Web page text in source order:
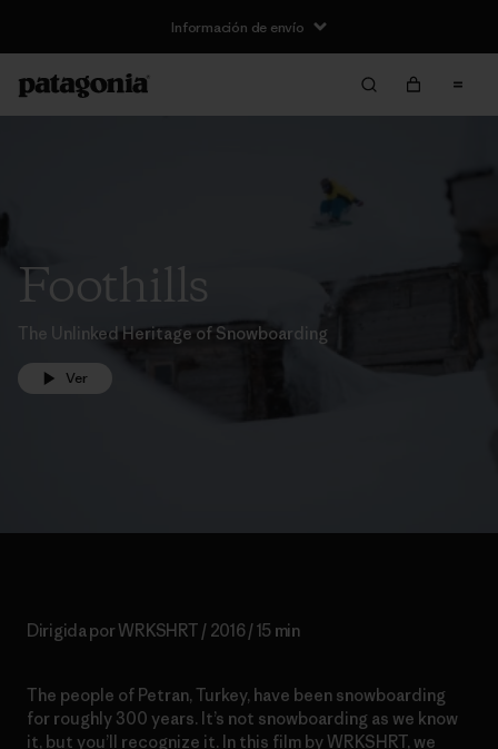
Información de envío
Foothills
The Unlinked Heritage of Snowboarding
Ver
Dirigida por WRKSHRT / 2016 / 15 min
The people of Petran, Turkey, have been snowboarding
for roughly 300 years. It’s not snowboarding as we know
it, but you’ll recognize it. In this film by WRKSHRT, we